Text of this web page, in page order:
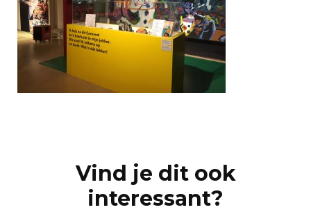
NavigationVind je dit ook
interessant?